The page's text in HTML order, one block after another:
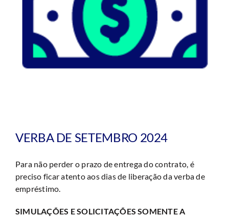
VERBA DE SETEMBRO 2024
Para não perder o prazo de entrega do contrato, é
preciso ficar atento aos dias de liberação da verba de
empréstimo.
SIMULAÇÕES E SOLICITAÇÕES SOMENTE A